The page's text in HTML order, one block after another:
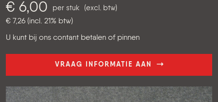
€ 6,00 per stuk (excl. btw)
€ 7,26 (incl. 21% btw)
U kunt bij ons contant betalen of pinnen
VRAAG INFORMATIE AAN